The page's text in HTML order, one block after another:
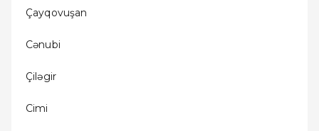
Çayqovuşan
Cǝnubi
Çilǝgir
Cimi